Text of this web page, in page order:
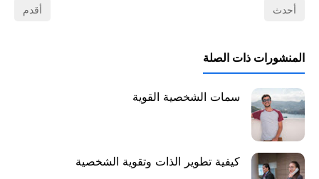
أحدث أقدم
المنشورات ذات الصلة
سمات الشخصية القوية
كيفية تطوير الذات وتقوية الشخصية